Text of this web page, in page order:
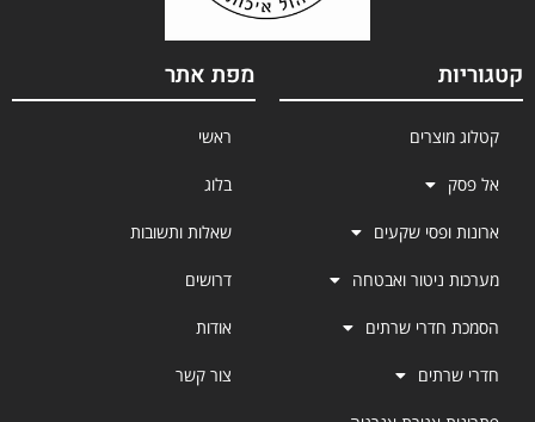
קטגוריות
קטלוג מוצרים
אל פסק
ארונות ופסי שקעים
מערכות ניטור ואבטחה
הסמכת חדרי שרתים
חדרי שרתים
מפת אתר
ראשי
בלוג
שאלות ותשובות
דרושים
אודות
צור קשר